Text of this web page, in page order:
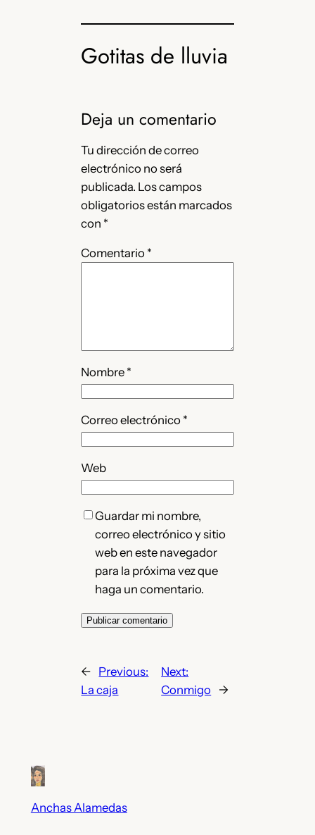
Gotitas de lluvia
Deja un comentario
Tu dirección de correo
electrónico no será
publicada. Los campos
obligatorios están marcados
con *
Comentario *
Nombre *
Correo electrónico *
Web
Guardar mi nombre,
correo electrónico y sitio
web en este navegador
para la próxima vez que
haga un comentario.
← Previous:
La caja
Next:
Conmigo
→
Anchas Alamedas